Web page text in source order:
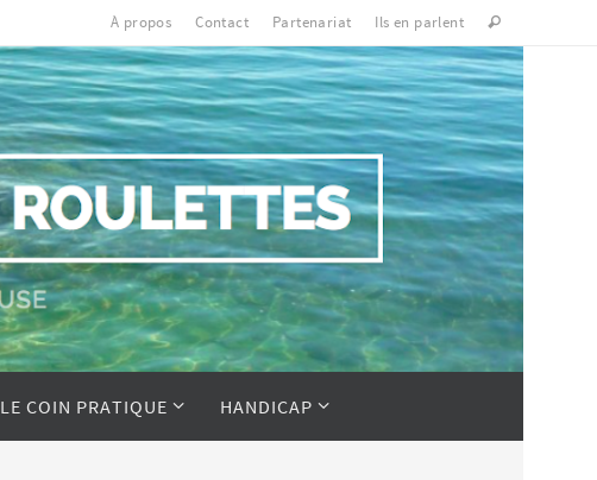
À propos Contact Partenariat Ils en parlent
LE COIN PRATIQUE HANDICAP